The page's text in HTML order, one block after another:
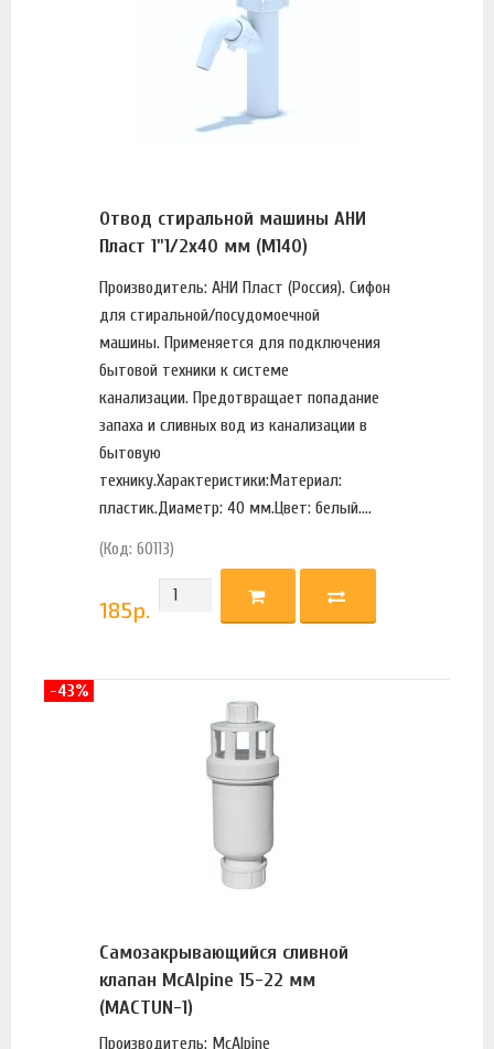
Отвод стиральной машины АНИ
Пласт 1"1/2х40 мм (М140)
Производитель: АНИ Пласт (Россия). Сифон
для стиральной/посудомоечной
машины. Применяется для подключения
бытовой техники к системе
канализации. Предотвращает попадание
запаха и сливных вод из канализации в
бытовую
технику.Характеристики:Материал:
пластик.Диаметр: 40 мм.Цвет: белый....
(Код: 60113)
185р.
Самозакрывающийся сливной
клапан McAlpine 15-22 мм
(MACTUN-1)
Производитель: McAlpine
-43%